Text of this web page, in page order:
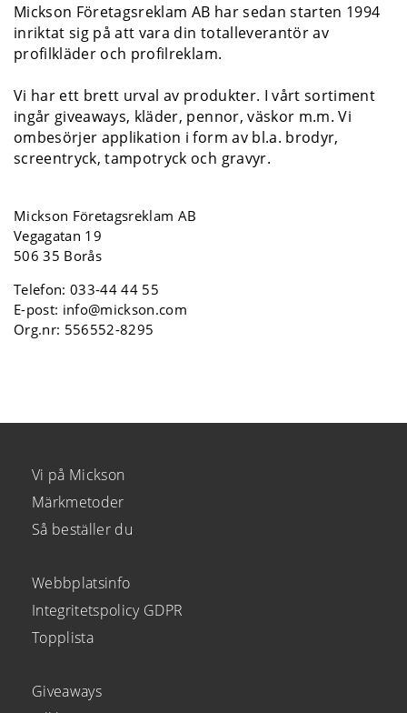
Mickson Företagsreklam AB har sedan starten 1994
inriktat sig på att vara din totalleverantör av
profilkläder och profilreklam.
Vi har ett brett urval av produkter. I vårt sortiment
ingår giveaways, kläder, pennor, väskor m.m. Vi
ombesörjer applikation i form av bl.a. brodyr,
screentryck, tampotryck och gravyr.
Mickson Företagsreklam AB
Vegagatan 19
506 35 Borås
Telefon:033-44 44 55
E-post: info@mickson.com
Org.nr: 556552-8295
Vi på Mickson
Märkmetoder
Så beställer du
Webbplatsinfo
Integritetspolicy GDPR
Topplista
Giveaways